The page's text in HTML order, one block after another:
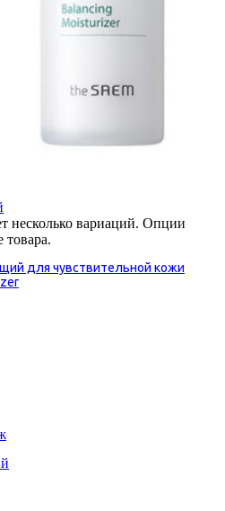
несколько вариаций. Опции
товара.
для чувствительной кожи